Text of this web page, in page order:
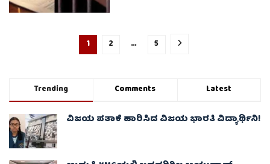
1 2 … 5
Trending Comments Latest
ವಿಜಯ ಪತಾಕೆ ಹಾರಿಸಿದ ವಿಜಯ ಭಾರತಿ ವಿದ್ಯಾರ್ಥಿನಿ!